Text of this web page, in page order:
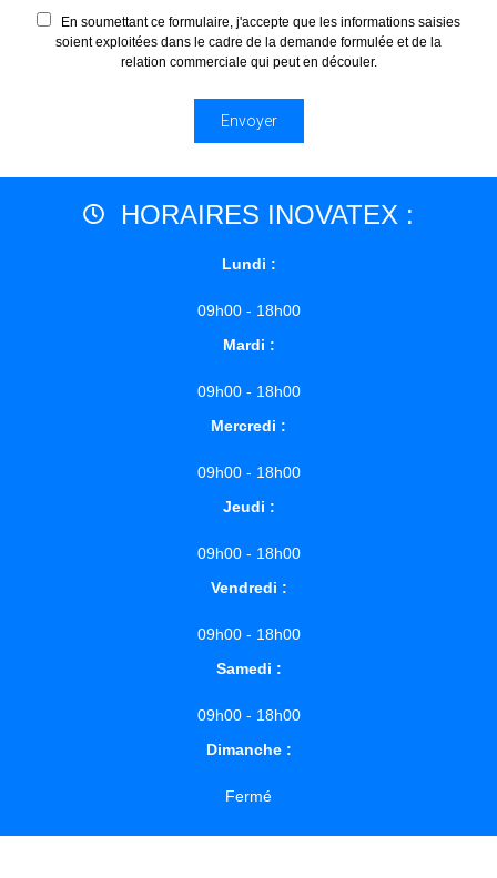
En soumettant ce formulaire, j'accepte que les informations saisies
soient exploitées dans le cadre de la demande formulée et de la
relation commerciale qui peut en découler.
HORAIRES INOVATEX :
Lundi :
09h00 - 18h00
Mardi :
09h00 - 18h00
Mercredi :
09h00 - 18h00
Jeudi :
09h00 - 18h00
Vendredi :
09h00 - 18h00
Samedi :
09h00 - 18h00
Dimanche :
Fermé